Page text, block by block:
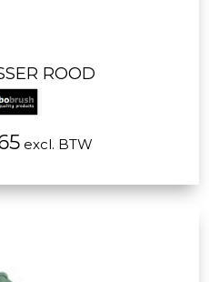
ROOD
excl. BTW